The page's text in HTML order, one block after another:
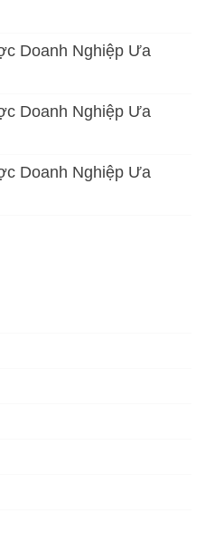
Doanh Nghiệp Ưa
Doanh Nghiệp Ưa
Doanh Nghiệp Ưa